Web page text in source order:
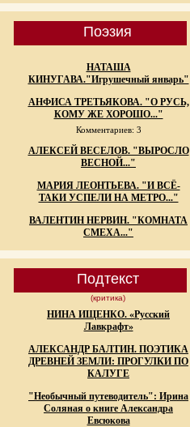
Поэзия
НАТАША
КИНУГАВА."Игрушечный январь"
АНФИСА ТРЕТЬЯКОВА. "О РУСЬ,
КОМУ ЖЕ ХОРОШО..."
Комментариев: 3
АЛЕКСЕЙ ВЕСЕЛОВ. "ВЫРОСЛО
ВЕСНОЙ..."
МАРИЯ ЛЕОНТЬЕВА. "И ВСЁ-
ТАКИ УСПЕЛИ НА МЕТРО..."
ВАЛЕНТИН НЕРВИН. "КОМНАТА
СМЕХА..."
Подтекст
(критика)
НИНА ИЩЕНКО. «Русский
Лавкрафт»
АЛЕКСАНДР БАЛТИН. ПОЭТИКА
ДРЕВНЕЙ ЗЕМЛИ: ПРОГУЛКИ ПО
КАЛУГЕ
"Необычный путеводитель": Ирина
Соляная о книге Александра
Евсюкова